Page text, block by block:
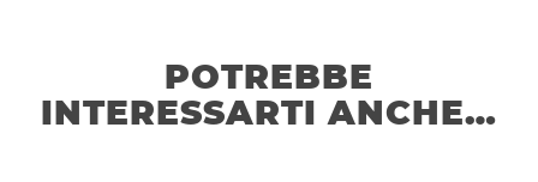
POTREBBE
INTERESSARTI ANCHE…